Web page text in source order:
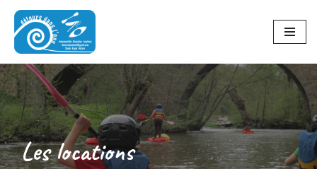
Aller
au
contenu
Les locations